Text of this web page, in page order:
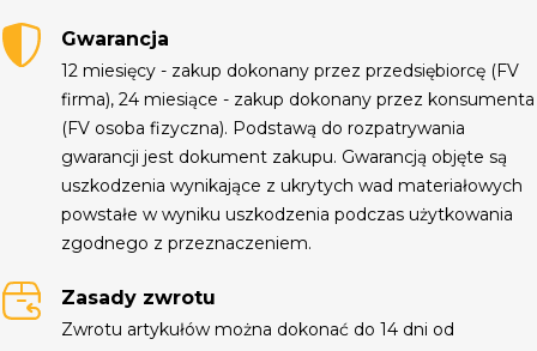
Gwarancja
12 miesięcy - zakup dokonany przez przedsiębiorcę (FV
firma), 24 miesiące - zakup dokonany przez konsumenta
(FV osoba fizyczna). Podstawą do rozpatrywania
gwarancji jest dokument zakupu. Gwarancją objęte są
uszkodzenia wynikające z ukrytych wad materiałowych
powstałe w wyniku uszkodzenia podczas użytkowania
zgodnego z przeznaczeniem.
Zasady zwrotu
Zwrotu artykułów można dokonać do 14 dni od